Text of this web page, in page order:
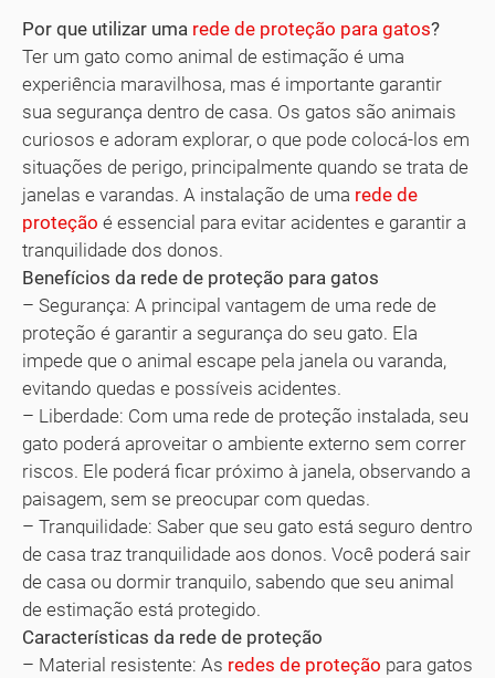
Por que utilizar uma rede de proteção para gatos?
Ter um gato como animal de estimação é uma
experiência maravilhosa, mas é importante garantir
sua segurança dentro de casa. Os gatos são animais
curiosos e adoram explorar, o que pode colocá-los em
situações de perigo, principalmente quando se trata de
janelas e varandas. A instalação de uma rede de
proteção é essencial para evitar acidentes e garantir a
tranquilidade dos donos.
Benefícios da rede de proteção para gatos
– Segurança: A principal vantagem de uma rede de
proteção é garantir a segurança do seu gato. Ela
impede que o animal escape pela janela ou varanda,
evitando quedas e possíveis acidentes.
– Liberdade: Com uma rede de proteção instalada, seu
gato poderá aproveitar o ambiente externo sem correr
riscos. Ele poderá ficar próximo à janela, observando a
paisagem, sem se preocupar com quedas.
– Tranquilidade: Saber que seu gato está seguro dentro
de casa traz tranquilidade aos donos. Você poderá sair
de casa ou dormir tranquilo, sabendo que seu animal
de estimação está protegido.
Características da rede de proteção
– Material resistente: As redes de proteção para gatos